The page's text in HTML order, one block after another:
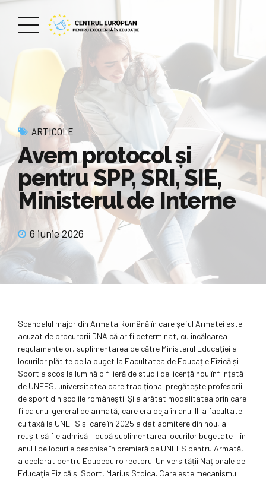
ARTICOLE
Avem protocol și
pentru SPP, SRI, SIE,
Ministerul de Interne
6 iunie 2026
Scandalul major din Armata Română în care șeful Armatei este
acuzat de procurorii DNA că ar fi determinat, cu încălcarea
regulamentelor, suplimentarea de către Ministerul Educației a
locurilor plătite de la buget la Facultatea de Educație Fizică și
Sport a scos la lumină o filieră de studii de licență nou înființată
de UNEFS, universitatea care tradițional pregătește profesorii
de sport din școlile românești. Și a arătat modalitatea prin care
fiica unui general de armată, care era deja în anul II la facultate
cu taxă la UNEFS și care în 2025 a dat admitere din nou, a
reușit să fie admisă – după suplimentarea locurilor bugetate – în
anul I pe locurile deschise în premieră de UNEFS pentru Armată,
a declarat pentru Edupedu.ro rectorul Universității Naționale de
Educație Fizică și Sport, Marius Stoica. Care este mecanismul